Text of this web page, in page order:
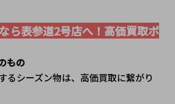
ら表参道2号店へ！高価買取ポ
もの
るシーズン物は、高価買取に繋がり